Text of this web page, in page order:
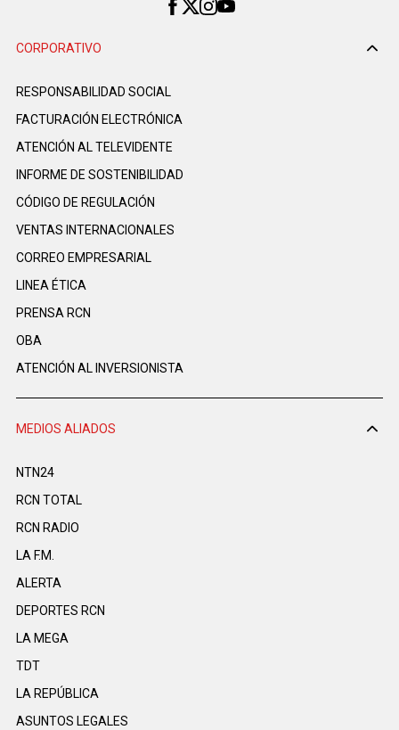
CORPORATIVO
RESPONSABILIDAD SOCIAL
FACTURACIÓN ELECTRÓNICA
ATENCIÓN AL TELEVIDENTE
INFORME DE SOSTENIBILIDAD
CÓDIGO DE REGULACIÓN
VENTAS INTERNACIONALES
CORREO EMPRESARIAL
LINEA ÉTICA
PRENSA RCN
OBA
ATENCIÓN AL INVERSIONISTA
MEDIOS ALIADOS
NTN24
RCN TOTAL
RCN RADIO
LA F.M.
ALERTA
DEPORTES RCN
LA MEGA
TDT
LA REPÚBLICA
ASUNTOS LEGALES